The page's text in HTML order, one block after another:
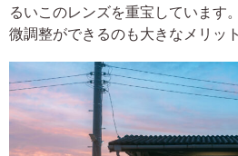
るいこのレンズを重宝しています
微調整ができるのも大きなメリット